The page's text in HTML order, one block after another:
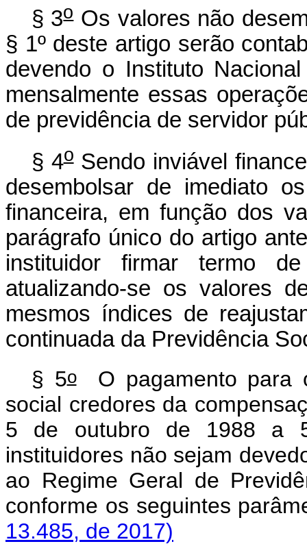
§ 3oOs valores não
§ 1º deste artigo serão
devendo o Instituto
mensalmente essas
de previdência de servidor
§ 4oSendo inviável
desembolsar de imediato
financeira, em função dos
parágrafo único do artigo
instituidor firmar termo
atualizando-se os valores
mesmos índices de
continuada da Previdência
§ 5oO pagamento para
social credores da
5 de outubro de 1988 a
instituidores não sejam
ao Regime Geral de
conforme os
13.485, de 2017)